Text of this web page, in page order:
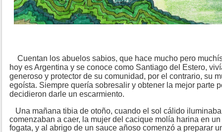
Cuentan los abuelos sabios, que hace mucho pero
hoy es Argentina y se conoce como Santiago del Estero,
generoso y protector de su comunidad, por el contrario, su
egoísta. Siempre quería sobresalir y obtener la mejor parte
decidieron darle un escarmiento.
Una mañana tibia de otoño, cuando el sol cálido
comenzaban a caer, la mujer del cacique molía harina en
fogata, y al abrigo de un sauce añoso comenzó a preparar